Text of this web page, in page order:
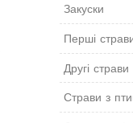
Закуски
Перші
Другі страви
Страви з